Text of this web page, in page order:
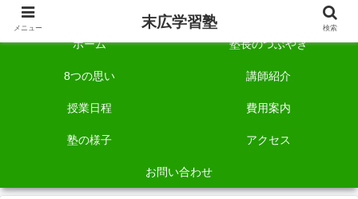
自称「一宮でいちばん塾で勉強させる塾」です。
ホーム 塾長のつぶやき
8つの思い 講師紹介
授業日程 費用案内
塾の様子 アクセス
お問い合わせ
メニュー 末広学習塾 検索